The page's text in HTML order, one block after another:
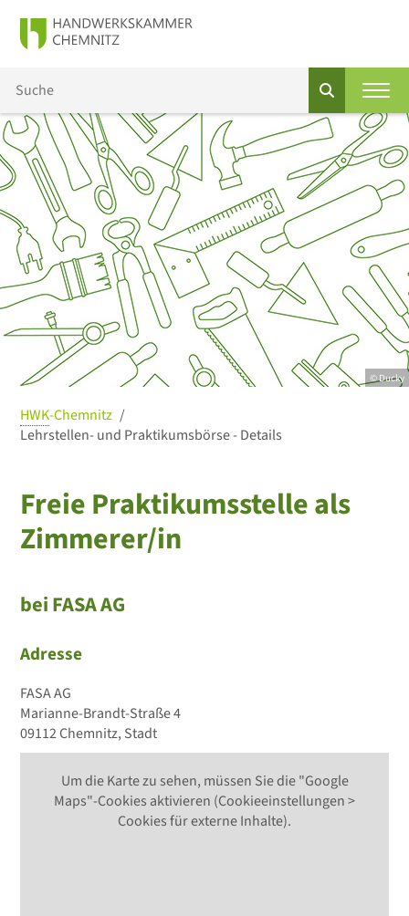
© Ducky
HWK-Chemnitz
Lehrstellen- und Praktikumsbörse - Details
Freie Praktikumsstelle als
Zimmerer/in
bei FASA AG
Adresse
FASA AG
Marianne-Brandt-Straße 4
09112 Chemnitz, Stadt
Um die Karte zu sehen, müssen Sie die "Google
Maps"-Cookies aktivieren (Cookieeinstellungen >
Cookies für externe Inhalte).